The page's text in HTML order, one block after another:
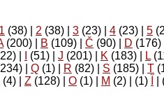
1 (38) 2 (38) 3 (23) 4 (23) 5
(200) B (109) Č (90) D (176)
(51) J (201) K (183) L
Q (1) R (82) S (185) T
(4) Z (128) Ο (1) М (2)
(1)